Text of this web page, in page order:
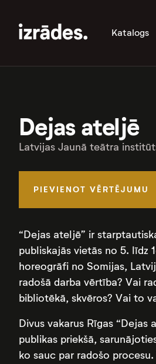
Katalogs
Dejas ateljē
Latvijas Jaunā teātra
PIEVIENOT VĒRTĒJUMU
“Dejas ateljē” ir
publiskajās vietās no 5. līdz
horeogrāfi no Somijas,
radošā darba vērtība? Vai
bibliotēkā, skvēros? Vai to
Divus vakarus Rīgas
publikas priekšā,
ko sauc par radošo